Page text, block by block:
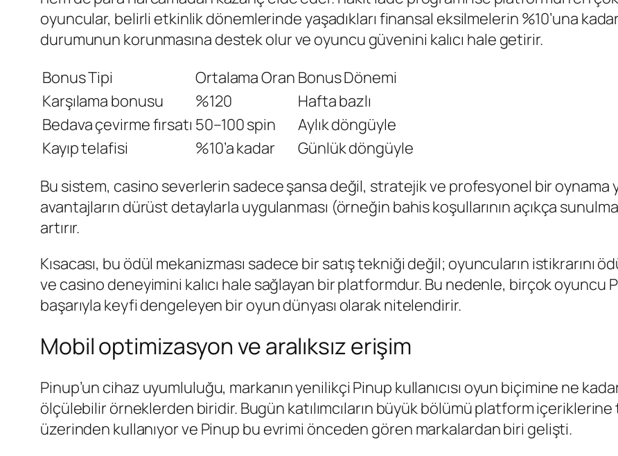
oyuncular, belirli etkinlik dönemlerinde yaşadıkları finansal eksilmelerin %10’una
durumunun korunmasına destek olur ve oyuncu güvenini kalıcı hale getirir.
Bonus Tipi
Ortalama Oran Bonus Dönemi
Karşılama bonusu
%120
Hafta bazlı
Bedava çevirme fırsatı 50–100 spin
Aylık döngüyle
Kayıp telafisi
%10’a kadar
Günlük döngüyle
Bu sistem, casino severlerin sadece şansa değil, stratejik ve profesyonel bir oynama
avantajların dürüst detaylarla uygulanması (örneğin bahis koşullarının açıkça
artırır.
Kısacası, bu ödül mekanizması sadece bir satış tekniği değil; oyuncuların istikrarını
ve casino deneyimini kalıcı hale sağlayan bir platformdur. Bu nedenle, birçok oyuncu
başarıyla keyfi dengeleyen bir oyun dünyası olarak nitelendirir.
Mobil optimizasyon ve aralıksız erişim
Pinup’un cihaz uyumluluğu, markanın yenilikçi Pinup kullanıcısı oyun biçimine ne
ölçülebilir örneklerden biridir. Bugün katılımcıların büyük bölümü platform
üzerinden kullanıyor ve Pinup bu evrimi önceden gören markalardan biri gelişti.